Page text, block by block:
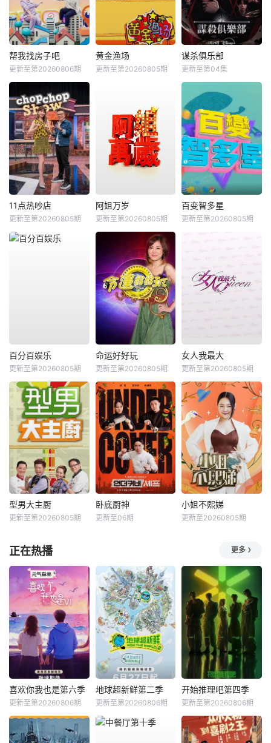
帮我找房子吧
更新至第20260806期
黄金渔场
更新至第20260805期
谋杀俱乐部
更新至第04集
11点热吵店
更新至第20260805期
阿姐万岁
更新至第20260805期
百变智多星
更新至第20260805期
百分百娱乐
更新至第20260805期
命运好好玩
更新至第20260805期
女人我最大
更新至第20260805期
型男大主厨
更新至第20260805期
卧底厨神
更新至06期
小姐不熙娣
更新至20260805期
正在热播 更多
喜欢你我也是第六季
更新至第20260806期
地球超新鲜第二季
更新至第20260806期
开始推理吧第四季
更新至第20260806期